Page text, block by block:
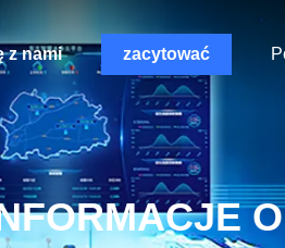
z nami zacytować
O